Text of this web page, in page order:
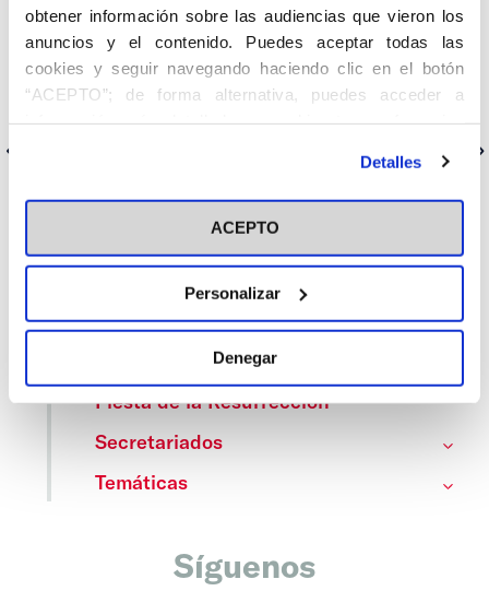
obtener información sobre las audiencias que vieron los
anuncios y el contenido. Puedes aceptar todas las
cookies y seguir navegando haciendo clic en el botón
“ACEPTO”; de forma alternativa, puedes acceder a
información más detallada y cambiar tus preferencias
en el botón "Personalizar". Para más información puedes
visitar nuestra Política de Cookies
Detalles
ACEPTO
Personalizar
Denegar
Conferencia impartida por Fernando Carmona Espinazo, médico
de la unidad de cuidados paliativos del Hospital Puerta del Mar y
Delegado Episcopal de la Salud de la Diócesis de Cádiz y Ceuta.
Siguiente
Categorías
Cedinfor
Fiesta de la Resurrección
Secretariados
Temáticas
Síguenos